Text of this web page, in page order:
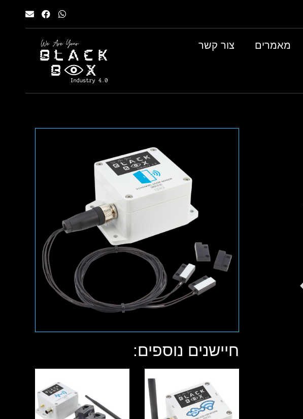
מאמרים צור קשר
חיישנים נוספים: